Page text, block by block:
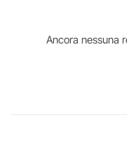
Ancora nessuna